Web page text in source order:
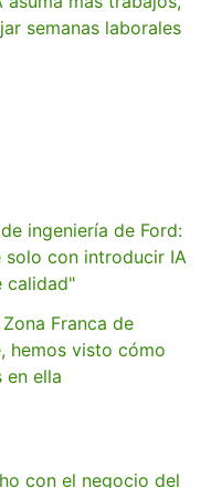
semanas laborales
ingeniería de Ford:
solo con introducir IA
calidad"
Franca de
hemos visto cómo
en ella
con el negocio del